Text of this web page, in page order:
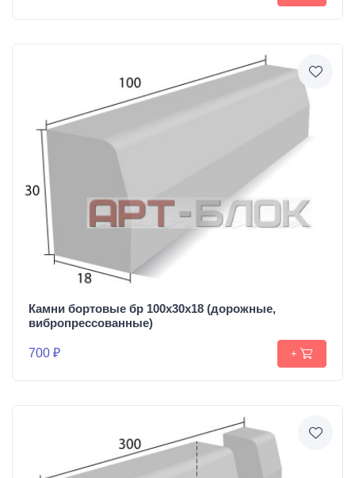
Камни бортовые бр 100х30х18 (дорожные,
вибропрессованные)
700 ₽ +